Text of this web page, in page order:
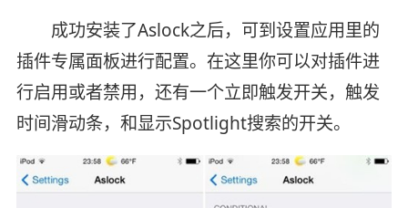
成功安装了Aslock之后，可到设置应用里的
插件专属面板进行配置。在这里你可以对插件进
行启用或者禁用，还有一个立即触发开关，触发
时间滑动条，和显示Spotlight搜索的开关。